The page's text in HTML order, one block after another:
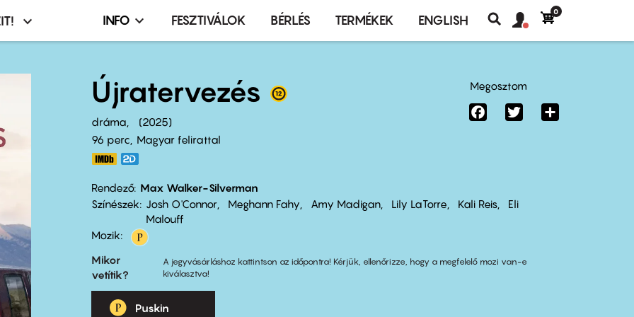
Infó,
terembérlés
menü
INFO FESZTIVÁLOK BÉRLÉS TERMÉKEK ENGLISH
Keresés
fiók
Felhasználói
0
Újratervezés
dráma
2025
96 perc,
Magyar felirattal
Rendező Max Walker-Silverman
Színészek
Josh O'Connor Meghann Fahy Amy Madigan Lily LaTorre Kali Reis
Eli
Malouff
Mozik:
Mikor
vetítik?
A jegyvásárláshoz kattintson az időpontra! Kérjük, ellenőrizze, hogy a megfelelő mozi van-e
kiválasztva!
Puskin
Megosztom
FacebookTwitter